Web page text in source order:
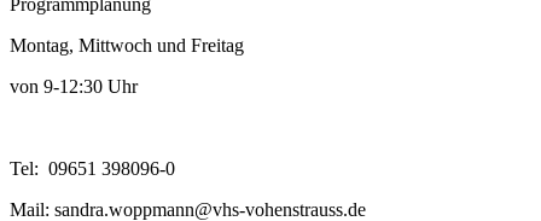
Montag, Mittwoch und Freitag
von 9-12:30 Uhr
Tel: 09651 398096-0
Mail: sandra.woppmann@vhs-vohenstrauss.de